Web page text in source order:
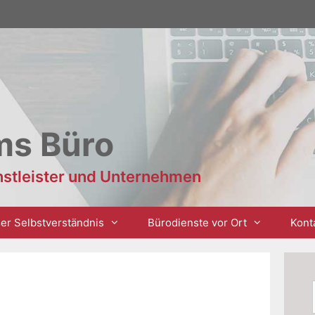
Büro
und Unternehmen
Selbstverständnis Bürodienste vor Ort